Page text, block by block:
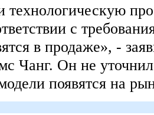
с
в продаже», -
Чанг. Он не
появятся на